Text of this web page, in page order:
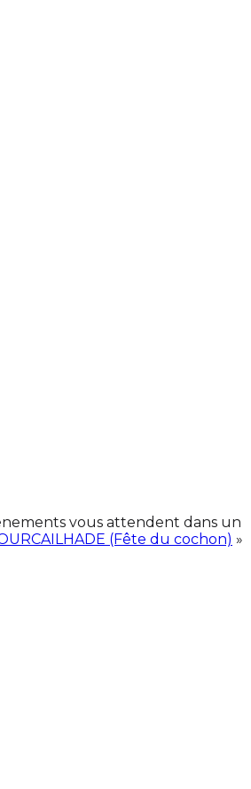
vous attendent dans un
(Fête du cochon) »